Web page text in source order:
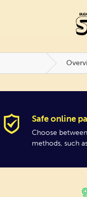
Safe online
Choose
methods, such